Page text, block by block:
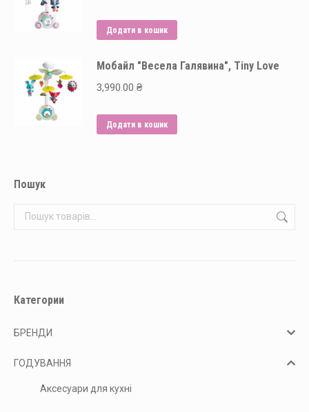
товару
Додати в кошик
Мобайл "Весела Галявина", Tiny Love
3,990.00 ₴
Додати в кошик
Пошук
Категории
БРЕНДИ
ГОДУВАННЯ
Аксесуари для кухні